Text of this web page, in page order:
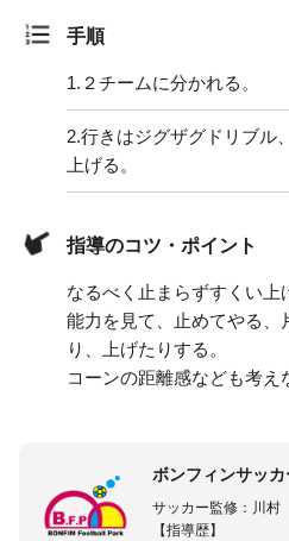
手順
1. ２チームに分かれる。
2.行きはジグザグドリブル
上げる。
指導のコツ・ポイント
なるべく止まらずすくい上
能力を見て、止めてやる、
り、上げたりする。
コーンの距離感なども考え
ボンフィンサッ
サッカー監修：川
【指導歴】